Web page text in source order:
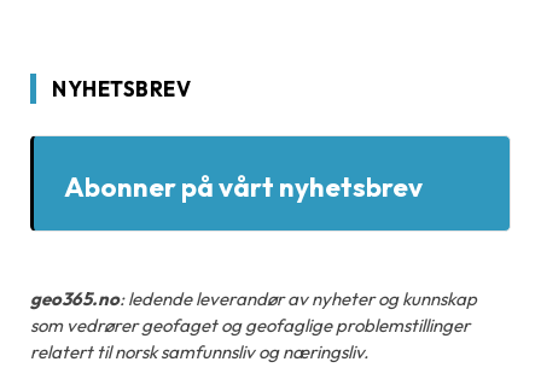
NYHETSBREV
Abonner på vårt nyhetsbrev
geo365.no: ledende leverandør av nyheter og kunnskap
som vedrører geofaget og geofaglige problemstillinger
relatert til norsk samfunnsliv og næringsliv.